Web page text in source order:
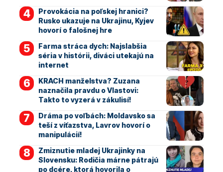
Provokácia na poľskej hranici?
Rusko ukazuje na Ukrajinu, Kyjev
hovorí o falošnej hre
Farma stráca dych: Najslabšia
séria v histórii, diváci utekajú na
internet
KRACH manželstva? Zuzana
naznačila pravdu o Vlastovi:
Takto to vyzerá v zákulisí!
Dráma po voľbách: Moldavsko sa
teší z víťazstva, Lavrov hovorí o
manipulácií!
Zmiznutie mladej Ukrajinky na
Slovensku: Rodičia márne pátrajú
po dcére, ktorá hovorila o